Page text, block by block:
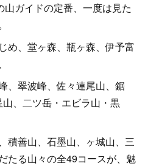
ガイドの定番、一度は見た
め、堂ヶ森、瓶ヶ森、伊予富
、翠波峰、佐々連尾山、鋸
、二ツ岳・エビラ山・黒
積善山、石墨山、ヶ城山、三
たる山々の全49コースが、魅